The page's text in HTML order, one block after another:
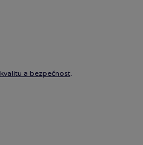
kvalitu a bezpečnost.